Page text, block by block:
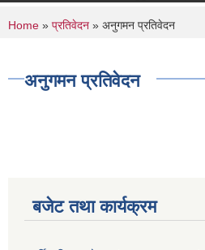
You are here
Home » प्रतिवेदन » अनुगमन प्रतिवेदन
अनुगमन प्रतिवेदन
बजेट तथा कार्यक्रम